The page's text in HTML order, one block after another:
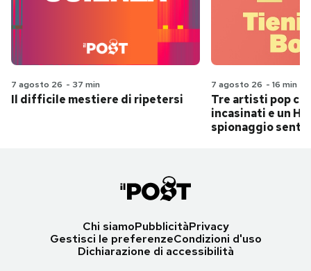
7 agosto 26 - 37 min
Il difficile mestiere di ripetersi
7 agosto 26 - 16 min
Tre artisti pop
incasinati e un
spionaggio
Chi siamoPubblicitàPrivacy
Gestisci le preferenzeCondizioni d'uso
Dichiarazione di accessibilità